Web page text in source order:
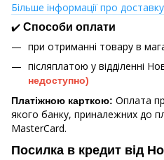
Більше інформації про доставку
✔️ Способи оплати
при отриманні товару в
післяплатою у відділенні
недоступно)
Платіжною карткою: Оплата
якого банку, приналежних до
MasterCard.
Посилка в кредит від